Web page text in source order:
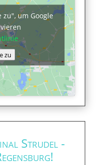
zu", um Google
zu
Strudel -